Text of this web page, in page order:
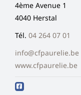
Partenaires
À propos de CALIF
4ème Avenue 1
4040 Herstal
Tél. 04 264 07 01
info@cfpaurelie.be
www.cfpaurelie.be